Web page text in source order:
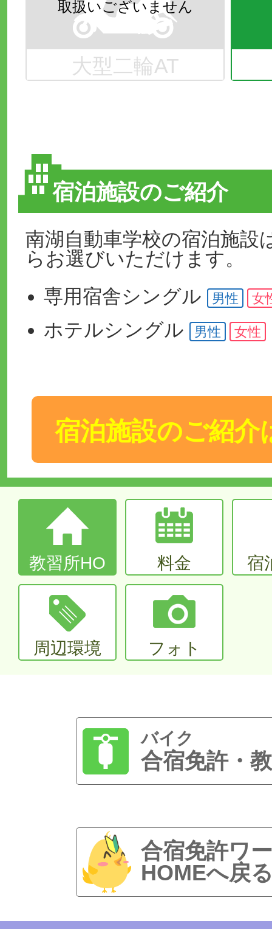
大型二輪AT
宿泊施設のご紹介
南湖自動車学校の宿泊施設
らお選びいただけます。
専用宿舎シングル 男性 女
ホテルシングル 男性 女性
宿泊施設のご紹介
教習所HO 料金 宿
周辺環境 フォト
バイク
合宿免許・
合宿免許ワ
HOMEへ戻